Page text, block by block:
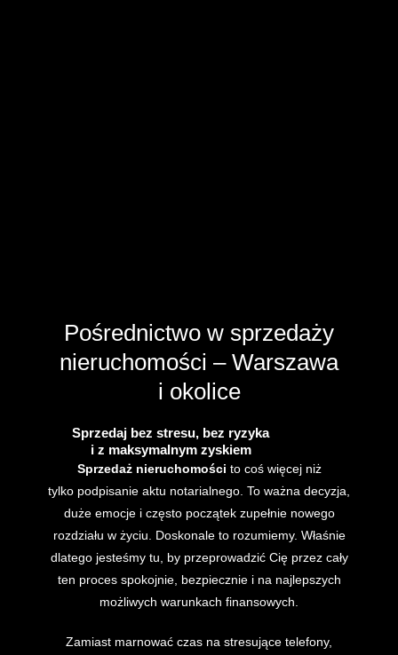
Pośrednictwo w sprzedaży
nieruchomości – Warszawa
i okolice
Sprzedaj bez stresu, bez ryzyka
i z maksymalnym zyskiem
Sprzedaż nieruchomości to coś więcej niż
tylko podpisanie aktu notarialnego. To ważna decyzja,
duże emocje i często początek zupełnie nowego
rozdziału w życiu. Doskonale to rozumiemy. Właśnie
dlatego jesteśmy tu, by przeprowadzić Cię przez cały
ten proces spokojnie, bezpiecznie i na najlepszych
możliwych warunkach finansowych.
Zamiast marnować czas na stresujące telefony,